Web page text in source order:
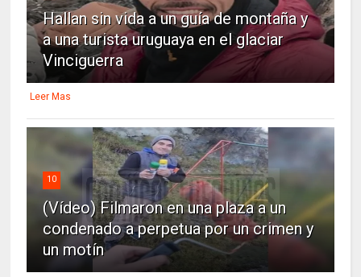
Hallan sin vida a un guía de montaña y
a una turista uruguaya en el glaciar
Vinciguerra
Leer Mas
10
(Vídeo) Filmaron en una plaza a un
condenado a perpetua por un crimen y
un motín